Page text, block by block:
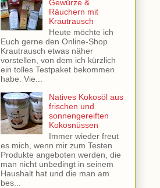
Gewürze &
Räuchern mit
Krautrausch
Heute möchte ich
Euch gerne den Online-Shop
Krautrausch etwas näher
vorstellen, von dem ich kürzlich
ein tolles Testpaket bekommen
habe. Vie...
Natives Kokosöl aus
frischen und
sonnengereiften
Kokosnüssen
Immer wieder freut
es mich, wenn mir zum Testen
Produkte angeboten werden, die
man nicht unbedingt in seinem
Haushalt hat und die man am
bes...